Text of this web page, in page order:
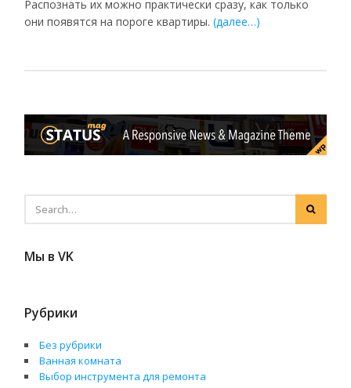
Распознать их можно практически сразу, как только
они появятся на пороге квартиры.(далее…)
Мы в VK
Рубрики
Без рубрики
Ванная комната
Выбор инструмента для ремонта